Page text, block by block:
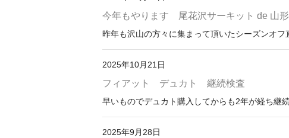
今年もやります 尾花沢サーキット de 山
昨年も沢山の方々に集まって頂いたシーズンオ
2025年10月21日
フィアット デュカト 継続検査
早いものでデュカト購入してからも2年が経ち継
2025年9月28日